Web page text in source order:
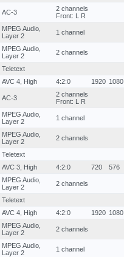
AC-3
2 channels
Front: L R
MPEG Audio,
Layer 2
1 channel
MPEG Audio,
Layer 2
2 channels
Teletext
AVC 4, High 4:2:0 1920 1080
AC-3
2 channels
Front: L R
MPEG Audio,
Layer 2
1 channel
MPEG Audio,
Layer 2
2 channels
Teletext
AVC 3, High 4:2:0 720 576
MPEG Audio,
Layer 2
2 channels
Teletext
AVC 4, High 4:2:0 1920 1080
MPEG Audio,
Layer 2
2 channels
MPEG Audio,
Layer 2
1 channel